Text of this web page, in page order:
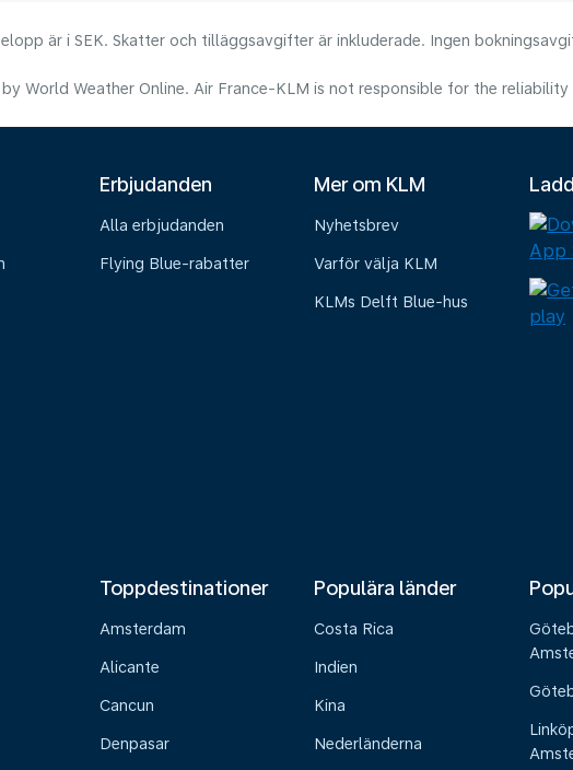
är i SEK. Skatter och tilläggsavgifter är inkluderade. Ingen
World Weather Online. Air France-KLM is not responsible for the
Erbjudanden
Alla erbjudanden
Flying Blue-rabatter
Mer om KLM
Nyhetsbrev
Varför välja KLM
KLMs Delft Blue-hus
Toppdestinationer
Amsterdam
Alicante
Cancun
Denpasar
Populära länder
Costa Rica
Indien
Kina
Nederländerna